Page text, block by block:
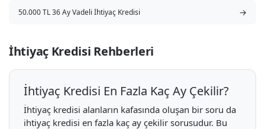
50.000 TL 36 Ay Vadeli İhtiyaç Kredisi →
İhtiyaç Kredisi Rehberleri
İhtiyaç Kredisi En Fazla Kaç Ay Çekilir?
İhtiyaç kredisi alanların kafasında oluşan bir soru da
ihtiyaç kredisi en fazla kaç ay çekilir sorusudur. Bu